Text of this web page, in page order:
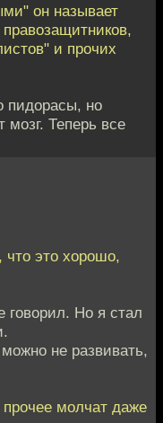
он называет
и прочих
пидорасы, но
мозг. Теперь все
что это хорошо,
говорил. Но я стал
не развивать,
молчат даже